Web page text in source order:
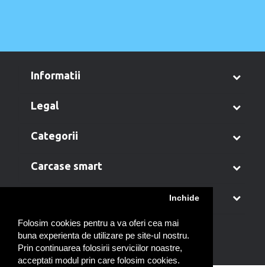
Folosim cookies pentru a va oferi cea mai
buna experienta de utilizare pe site-ul nostru.
Prin continuarea folosirii serviciilor noastre,
acceptati modul prin care folosim cookies.
Inchide
informatii
legal
categorii
carcase smart